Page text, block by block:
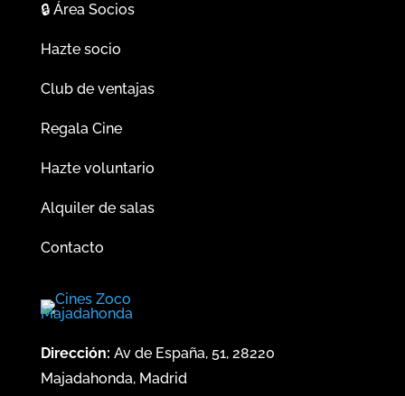
🔒Área Socios
Hazte socio
Club de ventajas
Regala Cine
Hazte voluntario
Alquiler de salas
Contacto
Dirección: Av de España, 51, 28220
Majadahonda, Madrid